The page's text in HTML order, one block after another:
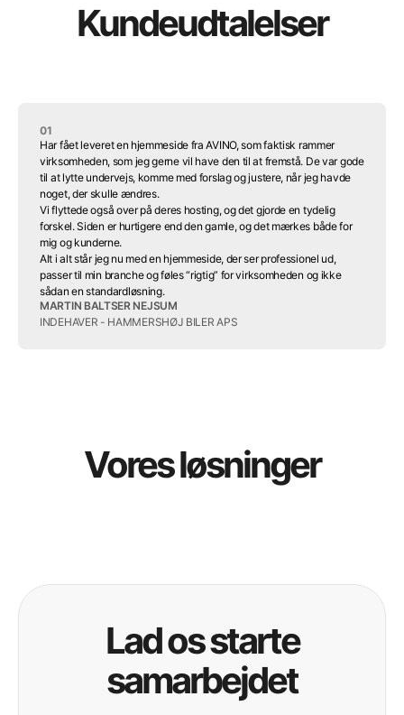
Kundeudtalelser
01
Har fået leveret en hjemmeside fra AVINO, som faktisk rammer
virksomheden, som jeg gerne vil have den til at fremstå. De var gode
til at lytte undervejs, komme med forslag og justere, når jeg havde
noget, der skulle ændres.
Vi flyttede også over på deres hosting, og det gjorde en tydelig
forskel. Siden er hurtigere end den gamle, og det mærkes både for
mig og kunderne.
Alt i alt står jeg nu med en hjemmeside, der ser professionel ud,
passer til min branche og føles “rigtig” for virksomheden og ikke
sådan en standardløsning.
MARTIN BALTSER NEJSUM
INDEHAVER - HAMMERSHØJ BILER APS
Vores løsninger
Lad os starte
samarbejdet